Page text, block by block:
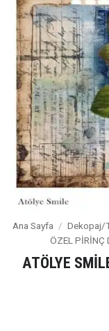
Ana Sayfa / Dekopaj/
ÖZEL PİRİNÇ
ATÖLYE